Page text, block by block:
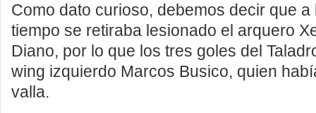
Como dato curioso, debemos decir que
tiempo se retiraba lesionado el arquero
Diano, por lo que los tres goles del
wing izquierdo Marcos Busico, quien
valla.